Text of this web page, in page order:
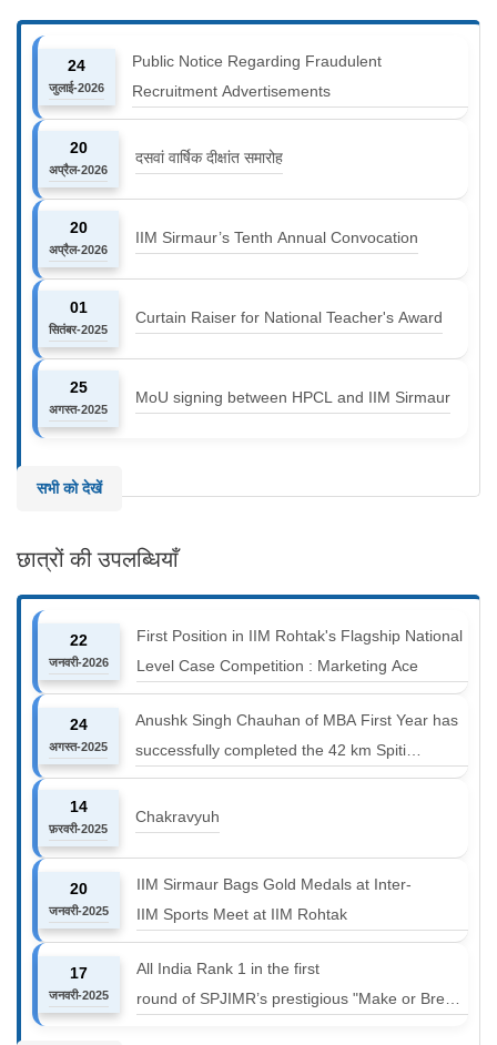
24
जुलाई-2026
Public Notice Regarding Fraudulent
Recruitment Advertisements
20
अप्रैल-2026
दसवां वार्षिक दीक्षांत समारोह
20
अप्रैल-2026
IIM Sirmaur’s Tenth Annual Convocation
01
सितंबर-2025
Curtain Raiser for National Teacher's Award
25
अगस्त-2025
MoU signing between HPCL and IIM Sirmaur
सभी को देखें
छात्रों की उपलब्धियाँ
22
जनवरी-2026
First Position in IIM Rohtak's Flagship National
Level Case Competition : Marketing Ace
24
अगस्त-2025
Anushk Singh Chauhan of MBA First Year has
successfully completed the 42 km Spiti
Marathon at an altitude of 12000 to 14000 feet
14
फ़रवरी-2025
Chakravyuh
20
जनवरी-2025
IIM Sirmaur Bags Gold Medals at Inter-
IIM Sports Meet at IIM Rohtak
17
जनवरी-2025
All India Rank 1 in the first
round of SPJIMR’s prestigious "Make or Break